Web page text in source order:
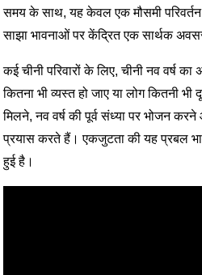
समय के साथ, यह केवल एक मौसमी
साझा भावनाओं पर केंद्रित एक सार्थक
कई चीनी परिवारों के लिए, चीनी नव वर्ष
कितना भी व्यस्त हो जाए या लोग कितनी भी
मिलने, नव वर्ष की पूर्व संध्या पर भोजन करने
प्रयास करते हैं। एकजुटता की यह प्रबल
हुई है।